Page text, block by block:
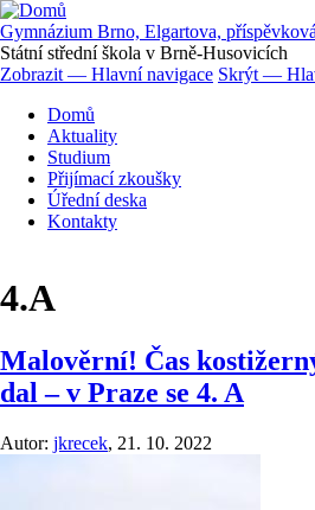
Přejít
k
hlavnímu
obsahu
Gymnázium Brno, Elgartova,
Státní střední škola v Brně-Husovicích
Hlavní
navigace
Zobrazit — Hlavní navigace Skrýt —
Domů
Aktuality
Studium
Přijímací zkoušky
Úřední deska
Kontakty
4.A
Malověrní! Čas
dal – v Praze se 4. A
Autor: jkrecek, 21. 10. 2022